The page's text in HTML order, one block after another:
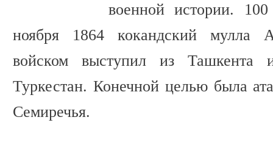
военной истории.
ноября 1864 кокандский мулла
войском выступил из Ташкента
Туркестан. Конечной целью была
Семиречья.